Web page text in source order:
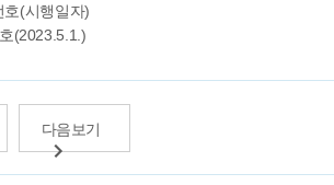
호(시행일자)
(2023.5.1.)
다음보기